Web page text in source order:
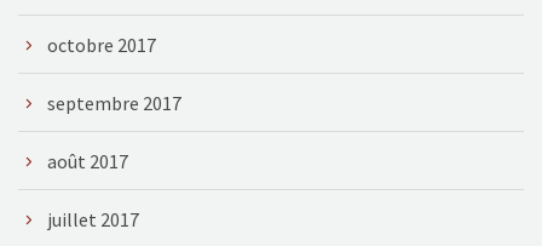
octobre 2017
septembre 2017
août 2017
juillet 2017